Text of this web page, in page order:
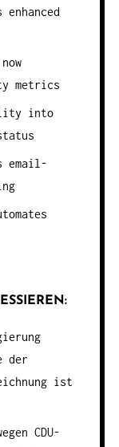
enhanced
metrics
into
email-
der
ist
CDU-